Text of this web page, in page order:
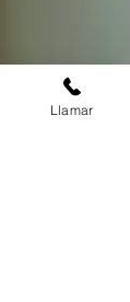
Llamar